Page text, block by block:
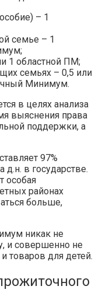
– 1
семье – 1
1 областной ПМ;
семьях – 0,5 или
Минимум.
в целях анализа
выяснения права
поддержки, а
97%
в государстве.
особая
районах
больше,
никак не
и совершенно не
товаров для детей.